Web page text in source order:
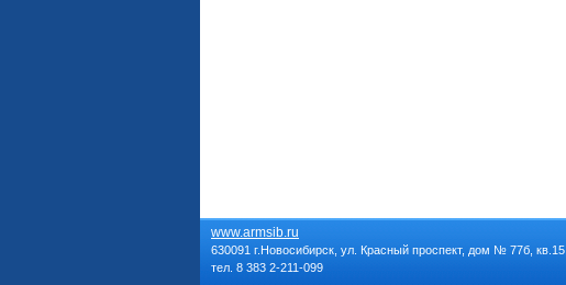
www.armsib.ru
630091 г.Новосибирск, ул. Красный проспект, дом № 77б, кв.15
тел. 8 383 2-211-099